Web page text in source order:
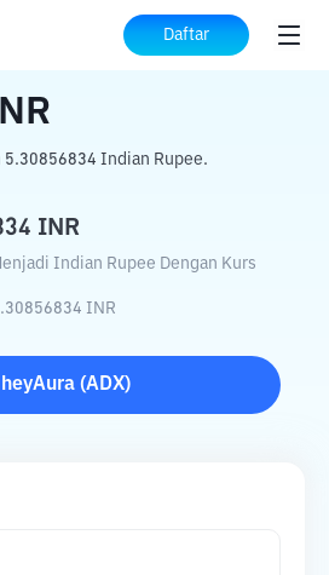
Daftar
ke INR
5.30856834 Indian Rupee.
INR
Indian Rupee Dengan Kurs
INR
heyAura (ADX)